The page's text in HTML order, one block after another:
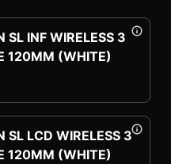
SL INF WIRELESS 3
120MM (WHITE)
SL LCD WIRELESS 3
120MM (WHITE)